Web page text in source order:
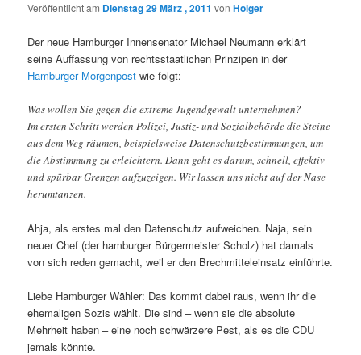
Veröffentlicht am Dienstag 29 März , 2011 vonHolger
Der neue Hamburger Innensenator Michael Neumann erklärt
seine Auffassung von rechtsstaatlichen Prinzipen in der
Hamburger Morgenpost wie folgt:
Was wollen Sie gegen die extreme Jugendgewalt unternehmen?
Im ersten Schritt werden Polizei, Justiz- und Sozialbehörde die Steine
aus dem Weg räumen, beispielsweise Datenschutzbestimmungen, um
die Abstimmung zu erleichtern. Dann geht es darum, schnell, effektiv
und spürbar Grenzen aufzuzeigen. Wir lassen uns nicht auf der Nase
herumtanzen.
Ahja, als erstes mal den Datenschutz aufweichen. Naja, sein
neuer Chef (der hamburger Bürgermeister Scholz) hat damals
von sich reden gemacht, weil er den Brechmitteleinsatz einführte.
Liebe Hamburger Wähler: Das kommt dabei raus, wenn ihr die
ehemaligen Sozis wählt. Die sind – wenn sie die absolute
Mehrheit haben – eine noch schwärzere Pest, als es die CDU
jemals könnte.